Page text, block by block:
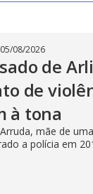
05/08/2026
de
de
à tona
mãe de
a polícia em